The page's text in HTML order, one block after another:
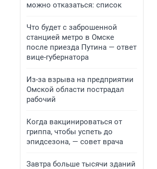
можно отказаться: список
Что будет с заброшенной
станцией метро в Омске
после приезда Путина — ответ
вице-губернатора
Из-за взрыва на предприятии
Омской области пострадал
рабочий
Когда вакцинироваться от
гриппа, чтобы успеть до
эпидсезона, — совет врача
Завтра больше тысячи зданий